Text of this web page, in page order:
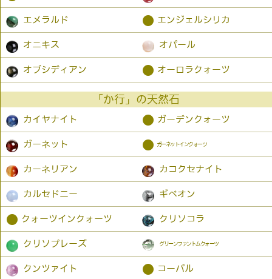
エメラルド ● エンジェルシリカ
オニキス オパール
オブシディアン ● オーロラクォーツ
「か行」の天然石
カイヤナイト ● ガーデンクォーツ
ガーネット ● ガーネットインクォーツ
カーネリアン カコクセナイト
カルセドニー ギベオン
● クォーツインクォーツ クリソコラ
クリソプレーズ グリーンファントムクォーツ
クンツァイト ● コーパル